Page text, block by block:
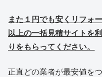
また１円でも安くリフォ
以上の一括見積サイトを
りをもらってください。
正直どの業者が最安値を